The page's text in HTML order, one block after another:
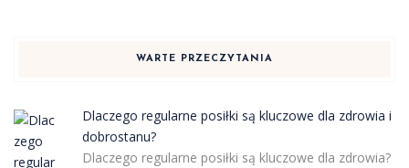
WARTE PRZECZYTANIA
Dlaczego regularne posiłki są kluczowe dla zdrowia i
dobrostanu?
Dlaczego regularne posiłki są kluczowe dla zdrowia?